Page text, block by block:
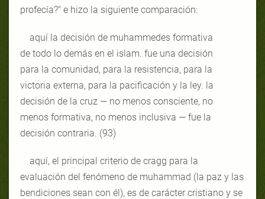
profecía?" e hizo la siguiente comparación:
aquí la decisión de muhammedes formativa
de todo lo demás en el islam. fue una decisión
para la comunidad, para la resistencia, para la
victoria externa, para la pacificación y la ley. la
decisión de la cruz — no menos consciente, no
menos formativa, no menos inclusiva — fue la
decisión contraria. (93)
aquí, el principal criterio de cragg para la
evaluación del fenómeno de muhammad (la paz y las
bendiciones sean con él), es de carácter cristiano y se